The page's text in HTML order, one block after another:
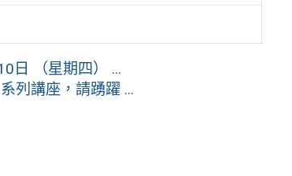
日 （星期四） ...
列講座，請踴躍 ...